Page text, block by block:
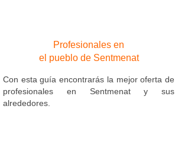
Profesionales en
el pueblo de Sentmenat
Con esta guía encontrarás la mejor oferta de
profesionales en Sentmenat y sus
alrededores.